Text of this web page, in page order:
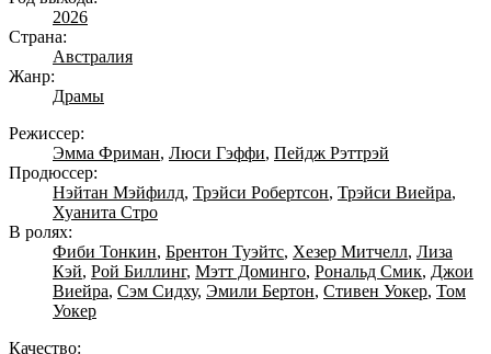
2026
Страна:
Австралия
Жанр:
Драмы
Режиссер:
Эмма Фриман, Люси Гэффи, Пейдж Рэттрэй
Продюссер:
Нэйтан Мэйфилд, Трэйси Робертсон, Трэйси Виейра,
Хуанита Стро
В ролях:
Фиби Тонкин, Брентон Туэйтс, Хезер Митчелл, Лиза
Кэй, Рой Биллинг, Мэтт Доминго, Рональд Смик, Джои
Виейра, Сэм Сидху, Эмили Бертон, Стивен Уокер, Том
Уокер
Качество: